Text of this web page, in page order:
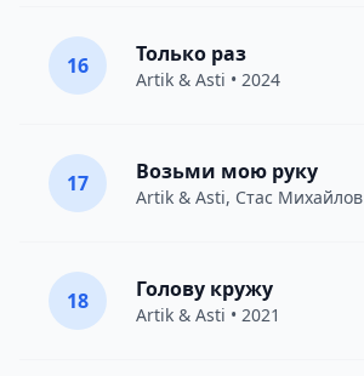
16 Только раз
Artik & Asti • 2024
17 Возьми мою руку
Artik & Asti, Стас Михайлов
18 Голову кружу
Artik & Asti • 2021